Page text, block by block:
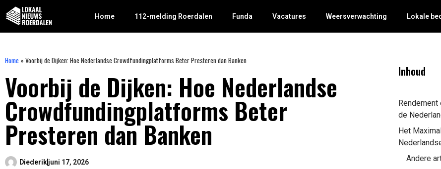
Home 112-melding Roerdalen Funda Vacatures Weersverwachting Lokale
Home » Voorbij de Dijken: Hoe Nederlandse Crowdfundingplatforms Beter Presteren dan Banken
Voorbij de Dijken: Hoe Nederlandse
Crowdfundingplatforms Beter
Presteren dan Banken
Diederikjuni 17, 2026
Inhoud
Rendement
de
Het
Andere